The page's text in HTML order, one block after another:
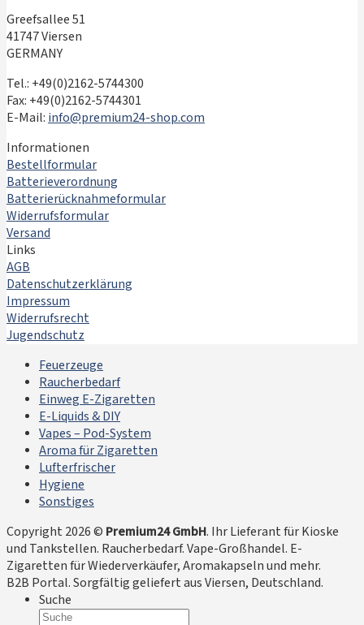
Greefsallee 51
41747 Viersen
GERMANY
Tel.: +49(0)2162-5744300
Fax: +49(0)2162-5744301
E-Mail:info@premium24-shop.com
Informationen
Bestellformular
Batterieverordnung
Batterierücknahmeformular
Widerrufsformular
Versand
Links
AGB
Datenschutzerklärung
Impressum
Widerrufsrecht
Jugendschutz
Feuerzeuge
Raucherbedarf
Einweg E-Zigaretten
E-Liquids & DIY
Vapes – Pod-System
Aroma für Zigaretten
Lufterfrischer
Hygiene
Sonstiges
Copyright 2026 © Premium24 GmbH. Ihr Lieferant für Kioske
und Tankstellen. Raucherbedarf. Vape-Großhandel. E-
Zigaretten für Wiederverkäufer, Aromakapseln und mehr.
B2B Portal. Sorgfältig geliefert aus Viersen, Deutschland.
Suche